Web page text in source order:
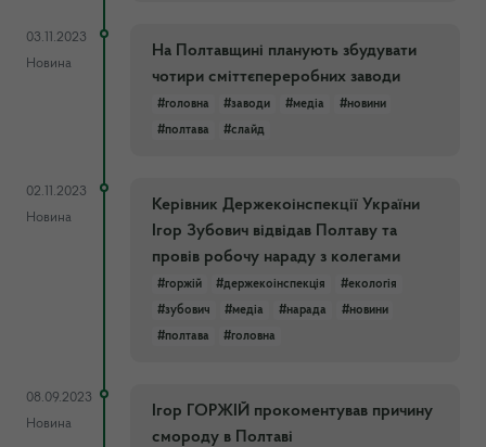
03.11.2023
Новина
На Полтавщині планують збудувати
чотири сміттєпереробних заводи
#головна #заводи #медіа
#новини
#полтава
#слайд
02.11.2023
Новина
Керівник Держекоінспекції України
Ігор Зубович відвідав Полтаву та
провів робочу нараду з колегами
#горжій #держекоінспекція
#екологія
#зубович
#медіа #нарада
#новини
#полтава
#головна
08.09.2023
Новина
Ігор ГОРЖІЙ прокоментував причину
смороду в Полтаві